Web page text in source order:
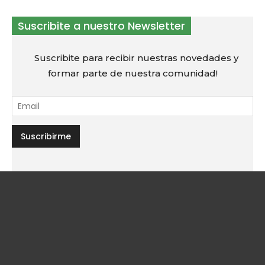
Suscribite a nuestro Newsletter
Suscribite para recibir nuestras novedades y
formar parte de nuestra comunidad!